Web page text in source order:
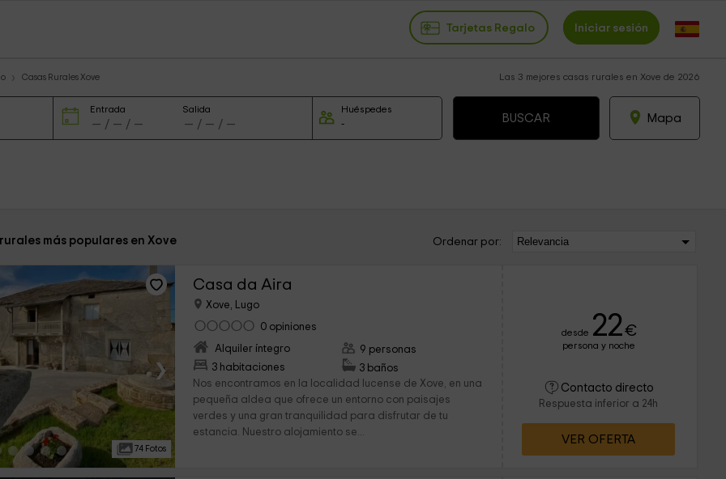
Tarjetas Regalo Iniciar sesión
Casas Rurales Xove Las 3 mejores casas rurales en Xove de 2026
Entrada Salida Huéspedes
Mapa
más populares en Xove Ordenar por:
›
74 Fotos
Casa da Aira
Xove, Lugo
0 opiniones
Alquiler íntegro
3 habitaciones
9 personas
3 baños
Nos encontramos en la localidad lucense de Xove, en una
pequeña aldea que ofrece un entorno con paisajes
verdes y una gran tranquilidad para disfrutar de tu
estancia. Nuestro alojamiento se...
desde 22€
persona y noche
Contacto directo
Respuesta inferior a 24h
VER OFERTA